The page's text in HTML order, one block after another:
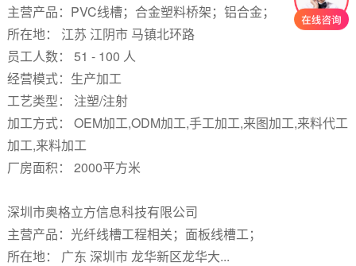
主营产品：PVC线槽；合金塑料桥架；铝合金；
所在地： 江苏 江阴市 马镇北环路
员工人数： 51 - 100 人
经营模式：生产加工
工艺类型： 注塑/注射
加工方式： OEM加工,ODM加工,手工加工,来图加工,来料代工
加工,来料加工
厂房面积： 2000平方米
深圳市奥格立方信息科技有限公司
主营产品：光纤线槽工程相关；面板线槽工；
所在地： 广东 深圳市 龙华新区龙华大...